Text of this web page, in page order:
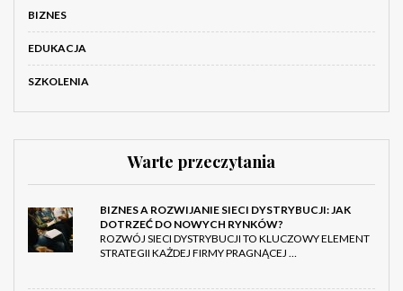
BIZNES
EDUKACJA
SZKOLENIA
Warte przeczytania
BIZNES A ROZWIJANIE SIECI DYSTRYBUCJI: JAK
DOTRZEĆ DO NOWYCH RYNKÓW?
ROZWÓJ SIECI DYSTRYBUCJI TO KLUCZOWY ELEMENT
STRATEGII KAŻDEJ FIRMY PRAGNĄCEJ …